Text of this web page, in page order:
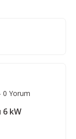
0 Yorum
6 kW